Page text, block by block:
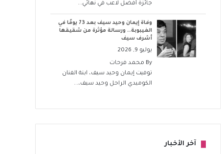
جائزة أفضل لاعب في نهائي...
وفاة إيمان وحيد سيف بعد 73 يومًا في
الغيبوبة.. ورسالة مؤثرة من شقيقها
أشرف سيف
يوليو 9, 2026
By محمد فرحات
توفيت إيمان وحيد سيف، ابنة الفنان
الكوميدي الراحل وحيد سيف،...
آخر الأخبار